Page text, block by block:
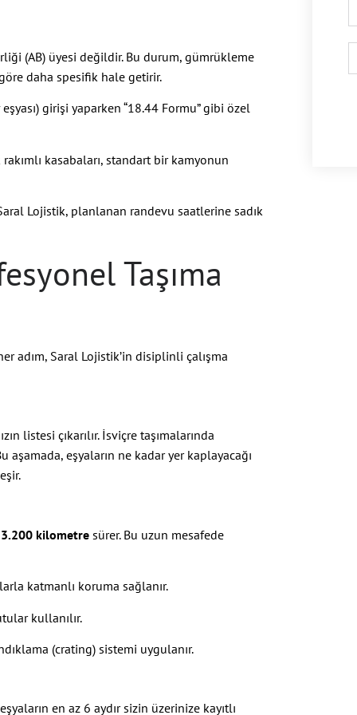
(AB) üyesi değildir. Bu durum, gümrükleme
daha spesifik hale getirir.
girişi yaparken “18.44 Formu” gibi özel
kasabaları, standart bir kamyonun
Lojistik, planlanan randevu saatlerine sadık
Taşıma
adım, Saral Lojistik’in disiplinli çalışma
listesi çıkarılır. İsviçre taşımalarında
aşamada, eşyaların ne kadar yer kaplayacağı
kilometre sürer. Bu uzun mesafede
katmanlı koruma sağlanır.
kullanılır.
(crating) sistemi uygulanır.
en az 6 aydır sizin üzerinize kayıtlı